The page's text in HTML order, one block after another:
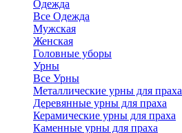
Одежда
Все Одежда
Мужская
Женская
Головные уборы
Урны
Все Урны
Металлические урны для праха
Деревянные урны для праха
Керамические урны для праха
Каменные урны для праха